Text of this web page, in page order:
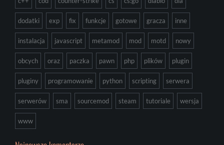
dodatki exp fix funkcje gotowe gracza inne
instalacja javascript metamod mod motd nowy
obcych oraz paczka pawn php plików plugin
pluginy programowanie python scripting serwera
serwerów sma sourcemod steam tutoriale wersja
www